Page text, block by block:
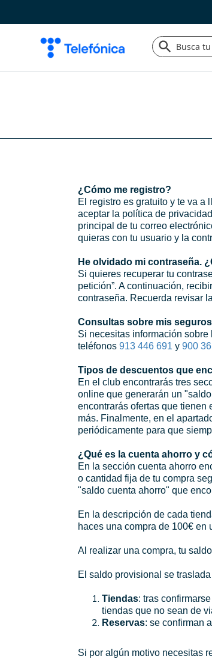
¿Cómo me registro?
El registro es gratuito y te va a
aceptar la política de
principal de tu correo
quieras con tu usuario y la
He olvidado mi contraseña.
Si quieres recuperar tu
petición”. A continuación,
contraseña. Recuerda revisar
Consultas sobre mis seguros
Si necesitas información
teléfonos913 446 691 y900
Tipos de descuentos que
En el club encontrarás tres
online que generarán un
encontrarás ofertas que tienen
más. Finalmente, en el
periódicamente para que
¿Qué es la cuenta ahorro y
En la sección cuenta ahorro
o cantidad fija de tu compra
"saldo cuenta ahorro" que
En la descripción de cada
haces una compra de 100€ en
Al realizar una compra, tu
El saldo provisional se
Tiendas: tras
tiendas que no sean de
Reservas: se confirman
Si por algún motivo necesitas